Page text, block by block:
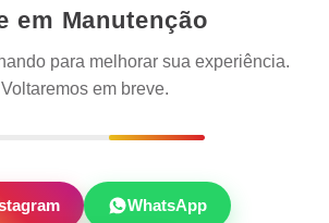
em Manutenção
para melhorar sua experiência.
Voltaremos em breve.
WhatsApp